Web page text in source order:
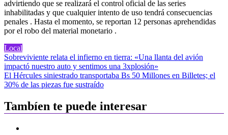
advirtiendo que se realizará el control oficial de las series
inhabilitadas y que cualquier intento de uso tendrá consecuencias
penales . Hasta el momento, se reportan 12 personas aprehendidas
por el robo del material monetario .
Local
Navegación
de
entradas
Sobreviviente relata el infierno en tierra: «Una llanta del avión
impactó nuestro auto y sentimos una 3xplosión»
El Hércules siniestrado transportaba Bs 50 Millones en Billetes; el
30% de las piezas fue sustraído
Tambíen te puede interesar